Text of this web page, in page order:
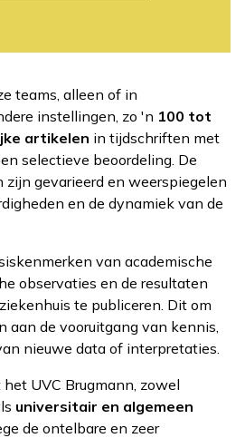
teams, alleen of in
instellingen, zo 'n 100 tot
artikelen in tijdschriften met
selectieve beoordeling. De
zijn gevarieerd en weerspiegelen
en de dynamiek van de
van academische
observaties en de resultaten
te publiceren. Dit om
aan de vooruitgang van kennis,
nieuwe data of interpretaties.
UVC Brugmann, zowel
universitair en algemeen
de ontelbare en zeer